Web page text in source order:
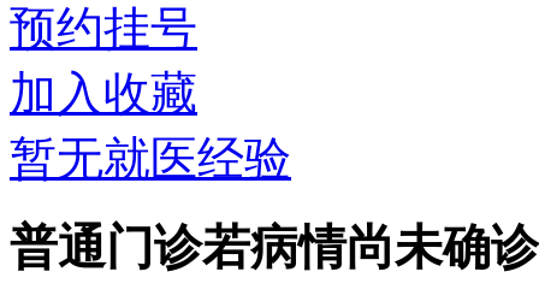
预约挂号
加入收藏
暂无就医经验
普通门诊若病情尚未确